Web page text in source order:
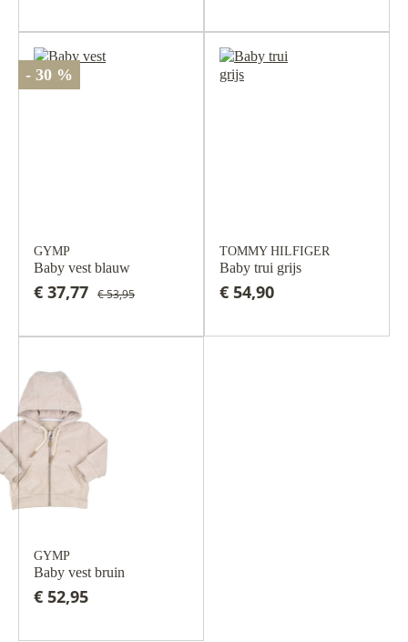
- 30 %
GYMP
Baby vest blauw
€ 37,77 € 53,95
TOMMY HILFIGER
Baby trui grijs
€ 54,90
GYMP
Baby vest bruin
€ 52,95